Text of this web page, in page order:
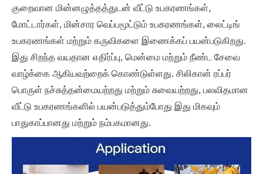
குறைவான மின்னழுத்தத்துடன் வீட்டு உபகரணங்கள்,
மோட்டார்கள், மின்சார வெப்பமூட்டும் உபகரணங்கள், லைட்டிங்
உபகரணங்கள் மற்றும் கருவிகளை இணைக்கப் பயன்படுகிறது.
இது சிறந்த வயதான எதிர்ப்பு, மென்மை மற்றும் நீண்ட சேவை
வாழ்க்கை ஆகியவற்றைக் கொண்டுள்ளது. சிலிகான் ரப்பர்
பொருள் நச்சுத்தன்மையற்றது மற்றும் சுவையற்றது, பலவிதமான
வீட்டு உபகரணங்களில் பயன்படுத்தும்போது இது மிகவும்
பாதுகாப்பானது மற்றும் நம்பகமானது.